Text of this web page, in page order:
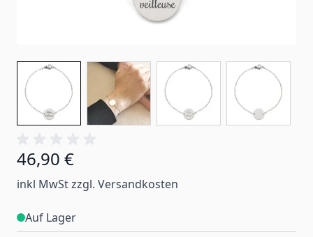
46,90 €
inkl MwSt zzgl. Versandkosten
Auf Lager